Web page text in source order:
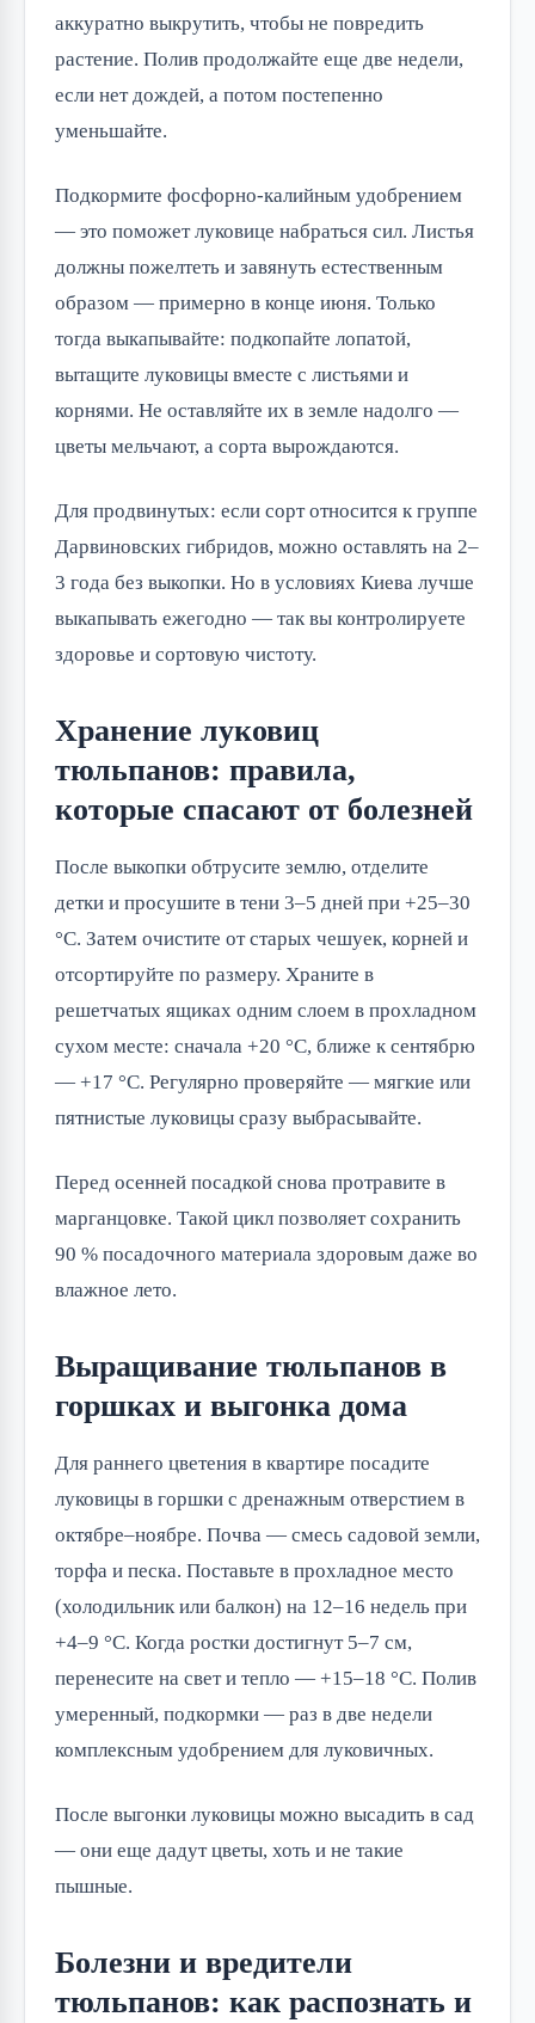
аккуратно выкрутить, чтобы не повредить
растение. Полив продолжайте еще две недели,
если нет дождей, а потом постепенно
уменьшайте.
Подкормите фосфорно-калийным удобрением
— это поможет луковице набраться сил. Листья
должны пожелтеть и завянуть естественным
образом — примерно в конце июня. Только
тогда выкапывайте: подкопайте лопатой,
вытащите луковицы вместе с листьями и
корнями. Не оставляйте их в земле надолго —
цветы мельчают, а сорта вырождаются.
Для продвинутых: если сорт относится к группе
Дарвиновских гибридов, можно оставлять на 2–
3 года без выкопки. Но в условиях Киева лучше
выкапывать ежегодно — так вы контролируете
здоровье и сортовую чистоту.
Хранение луковиц
тюльпанов: правила,
которые спасают от болезней
После выкопки обтрусите землю, отделите
детки и просушите в тени 3–5 дней при +25–30
°C. Затем очистите от старых чешуек, корней и
отсортируйте по размеру. Храните в
решетчатых ящиках одним слоем в прохладном
сухом месте: сначала +20 °C, ближе к сентябрю
— +17 °C. Регулярно проверяйте — мягкие или
пятнистые луковицы сразу выбрасывайте.
Перед осенней посадкой снова протравите в
марганцовке. Такой цикл позволяет сохранить
90 % посадочного материала здоровым даже во
влажное лето.
Выращивание тюльпанов в
горшках и выгонка дома
Для раннего цветения в квартире посадите
луковицы в горшки с дренажным отверстием в
октябре–ноябре. Почва — смесь садовой земли,
торфа и песка. Поставьте в прохладное место
(холодильник или балкон) на 12–16 недель при
+4–9 °C. Когда ростки достигнут 5–7 см,
перенесите на свет и тепло — +15–18 °C. Полив
умеренный, подкормки — раз в две недели
комплексным удобрением для луковичных.
После выгонки луковицы можно высадить в сад
— они еще дадут цветы, хоть и не такие
пышные.
Болезни и вредители
тюльпанов: как распознать и